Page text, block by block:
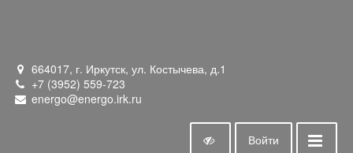
664017, г. Иркутск, ул. Костычева, д.1
+7 (3952) 559-723
energo@energo.irk.ru
Войти